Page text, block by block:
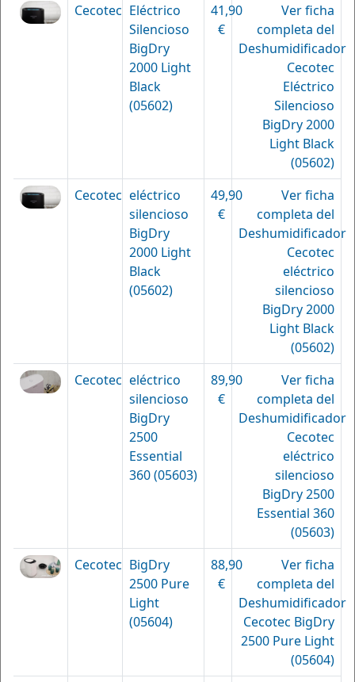
Cecotec Eléctrico
Silencioso
BigDry
2000 Light
Black
(05602)
41,90
€
Ver ficha
completa del
Deshumidificador
Cecotec
Eléctrico
Silencioso
BigDry 2000
Light Black
(05602)
Cecotec eléctrico
silencioso
BigDry
2000 Light
Black
(05602)
49,90
€
Ver ficha
completa del
Deshumidificador
Cecotec
eléctrico
silencioso
BigDry 2000
Light Black
(05602)
Cecotec eléctrico
silencioso
BigDry
2500
Essential
360 (05603)
89,90
€
Ver ficha
completa del
Deshumidificador
Cecotec
eléctrico
silencioso
BigDry 2500
Essential 360
(05603)
Cecotec BigDry
2500 Pure
Light
(05604)
88,90
€
Ver ficha
completa del
Deshumidificador
Cecotec BigDry
2500 Pure Light
(05604)